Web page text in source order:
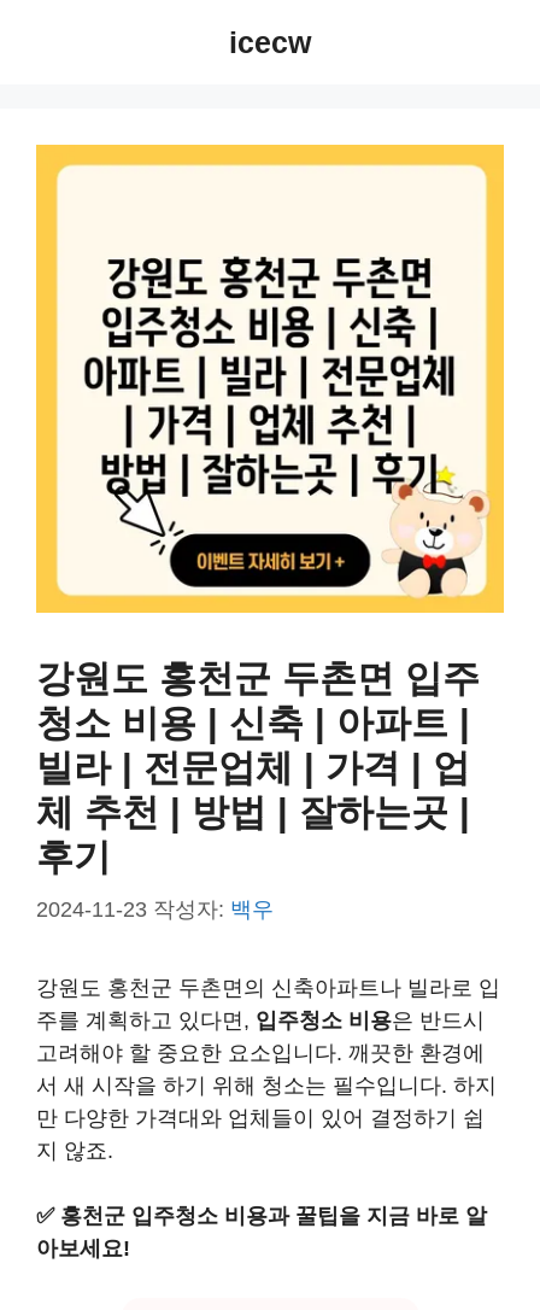
icecw
강원도 홍천군 두촌면 입주
청소 비용 | 신축 | 아파트 |
빌라 | 전문업체 | 가격 | 업
체 추천 | 방법 | 잘하는곳 |
후기
2024-11-23 작성자: 백우
강원도 홍천군 두촌면의 신축아파트나 빌라로 입
주를 계획하고 있다면, 입주청소 비용은 반드시
고려해야 할 중요한 요소입니다. 깨끗한 환경에
서 새 시작을 하기 위해 청소는 필수입니다. 하지
만 다양한 가격대와 업체들이 있어 결정하기 쉽
지 않죠.
✅ 홍천군 입주청소 비용과 꿀팁을 지금 바로 알
아보세요!